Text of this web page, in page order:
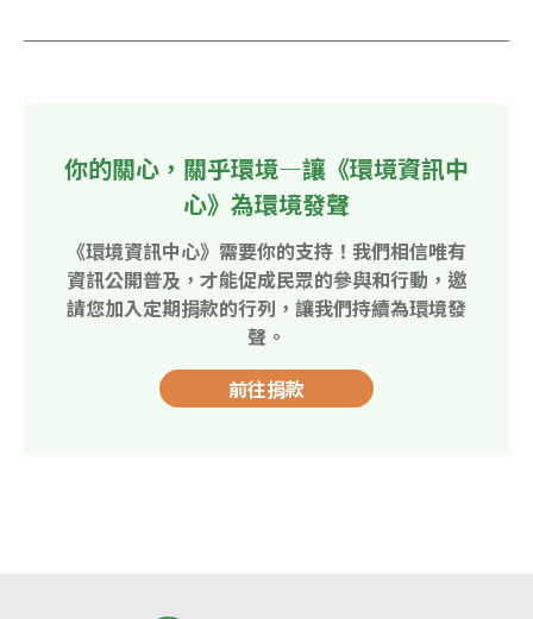
你的關心，關乎環境—讓《環境資訊中
心》為環境發聲
《環境資訊中心》需要你的支持！我們相信唯有
資訊公開普及，才能促成民眾的參與和行動，邀
請您加入定期捐款的行列，讓我們持續為環境發
聲。
前往捐款